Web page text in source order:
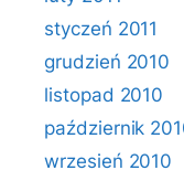
styczeń 2011
grudzień 2010
listopad 2010
październik
wrzesień 2010